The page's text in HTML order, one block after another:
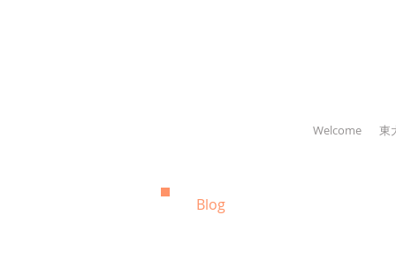
Welcome 東
Blog